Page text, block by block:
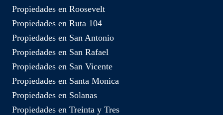
Propiedades en Roosevelt
Propiedades en Ruta 104
Propiedades en San Antonio
Propiedades en San Rafael
Propiedades en San Vicente
Propiedades en Santa Monica
Propiedades en Solanas
Propiedades en Treinta y Tres